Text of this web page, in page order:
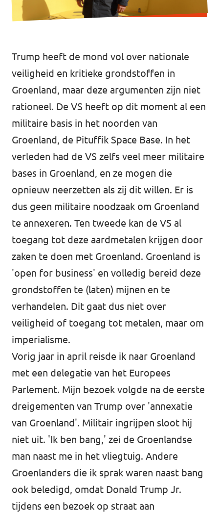
Contact
Charge - Wetenschappelijk Platform Volt
Trump heeft de mond vol over nationale
veiligheid en kritieke grondstoffen in
Groenland, maar deze argumenten zijn niet
rationeel. De VS heeft op dit moment al een
militaire basis in het noorden van
Groenland, de Pituffik Space Base. In het
verleden had de VS zelfs veel meer militaire
bases in Groenland, en ze mogen die
opnieuw neerzetten als zij dit willen. Er is
dus geen militaire noodzaak om Groenland
te annexeren. Ten tweede kan de VS al
toegang tot deze aardmetalen krijgen door
zaken te doen met Groenland. Groenland is
'open for business' en volledig bereid deze
grondstoffen te (laten) mijnen en te
verhandelen. Dit gaat dus niet over
veiligheid of toegang tot metalen, maar om
imperialisme.
Vorig jaar in april reisde ik naar Groenland
met een delegatie van het Europees
Parlement. Mijn bezoek volgde na de eerste
dreigementen van Trump over 'annexatie
van Groenland'. Militair ingrijpen sloot hij
niet uit. 'Ik ben bang,' zei de Groenlandse
man naast me in het vliegtuig. Andere
Groenlanders die ik sprak waren naast bang
ook beledigd, omdat Donald Trump Jr.
tijdens een bezoek op straat aan